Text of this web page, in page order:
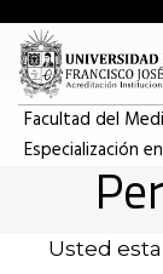
Facultad del
Especialización
Usted